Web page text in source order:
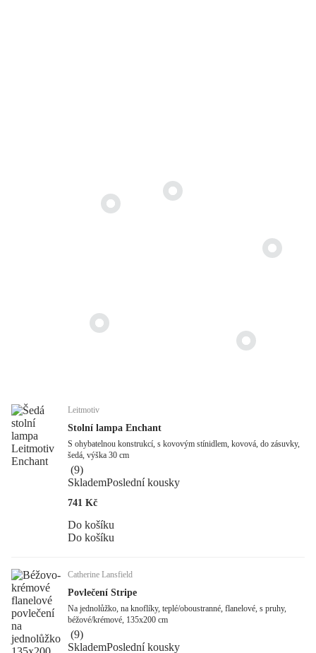
Leitmotiv
Stolní lampa Enchant
S ohybatelnou konstrukcí, s kovovým stínidlem, kovová, do zásuvky,
šedá, výška 30 cm
(9)
SklademPoslední kousky
741 Kč
Do košíku
Do košíku
Catherine Lansfield
Povlečení Stripe
Na jednolůžko, na knoflíky, teplé/oboustranné, flanelové, s pruhy,
béžové/krémové, 135x200 cm
(9)
SklademPoslední kousky